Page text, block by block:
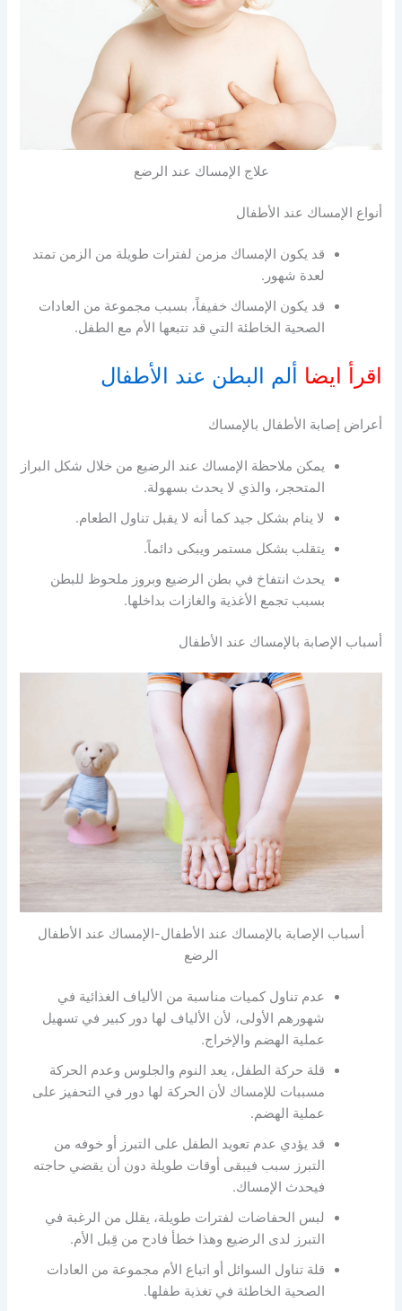
علاج الإمساك عند الرضع
أنواع الإمساك عند الأطفال
قد يكون الإمساك مزمن لفترات طويلة من الزمن تمتد
لعدة شهور.
قد يكون الإمساك خفيفاً، بسبب مجموعة من العادات
الصحية الخاطئة التي قد تتبعها الأم مع الطفل.
اقرأ ايضا ألم البطن عند الأطفال
أعراض إصابة الأطفال بالإمساك
يمكن ملاحظة الإمساك عند الرضيع من خلال شكل البراز
المتحجر، والذي لا يحدث بسهولة.
لا ينام بشكل جيد كما أنه لا يقبل تناول الطعام.
يتقلب بشكل مستمر ويبكى دائماً.
يحدث انتفاخ في بطن الرضيع وبروز ملحوظ للبطن
بسبب تجمع الأغذية والغازات بداخلها.
أسباب الإصابة بالإمساك عند الأطفال
أسباب الإصابة بالإمساك عند الأطفال-الإمساك عند الأطفال
الرضع
عدم تناول كميات مناسبة من الألياف الغذائية في
شهورهم الأولى، لأن الألياف لها دور كبير في تسهيل
عملية الهضم والإخراج.
قلة حركة الطفل، يعد النوم والجلوس وعدم الحركة
مسببات للإمساك لأن الحركة لها دور في التحفيز على
عملية الهضم.
قد يؤدي عدم تعويد الطفل على التبرز أو خوفه من
التبرز سبب فيبقى أوقات طويلة دون أن يقضي حاجته
فيحدث الإمساك.
لبس الحفاضات لفترات طويلة، يقلل من الرغبة في
التبرز لدى الرضيع وهذا خطأ فادح من قِبل الأم.
قلة تناول السوائل أو اتباع الأم مجموعة من العادات
الصحية الخاطئة في تغذية طفلها.